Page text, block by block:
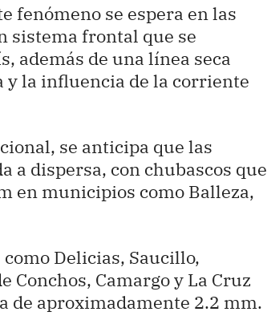
fenómeno se espera en las
sistema frontal que se
además de una línea seca
y la influencia de la corriente
se anticipa que las
a dispersa, con chubascos que
en municipios como Balleza,
Delicias, Saucillo,
Conchos, Camargo y La Cruz
de aproximadamente 2.2 mm.